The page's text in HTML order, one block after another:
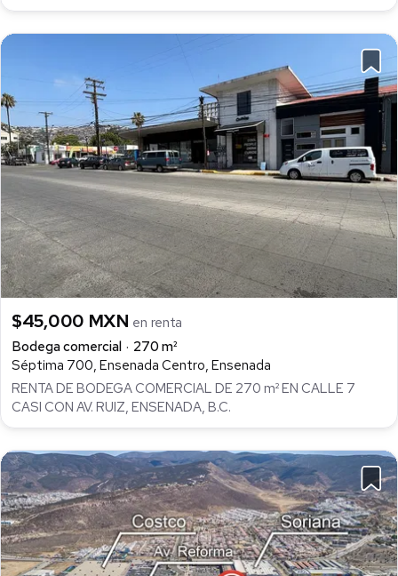
$45,000 MXN en renta
Bodega comercial
270 m²
Séptima 700, Ensenada Centro, Ensenada
RENTA DE BODEGA COMERCIAL DE 270 m² EN CALLE 7
CASI CON AV. RUIZ, ENSENADA, B.C.